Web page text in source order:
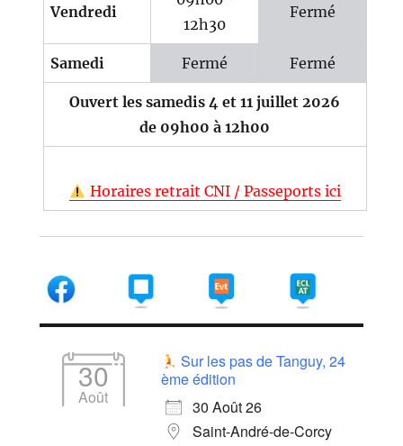
Vendredi
12h30
Fermé
Samedi Fermé Fermé
Ouvert les samedis 4 et 11 juillet 2026
de 09h00 à 12h00
Horaires retrait CNI / Passeports ici
30
Août
Sur les pas de Tanguy, 24
ème édition
30 Août 26
Saint-André-de-Corcy